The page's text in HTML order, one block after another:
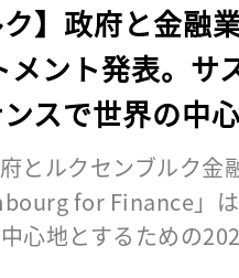
ク】政府と金融
ント発表。サ
スで世界の中
とルクセンブルク金
for Finance」
心地とするための